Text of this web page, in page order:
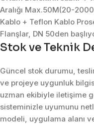
Aralığı Max.50M(20-
Kablo + Teflon Kablo
Flanşlar, DN 50den
Stok ve Teknik
Güncel stok durumu,
ve projeye uygunluk
uzman ekibiyle iletişime
sisteminizle uyumunu
modeli, uygulama alanı